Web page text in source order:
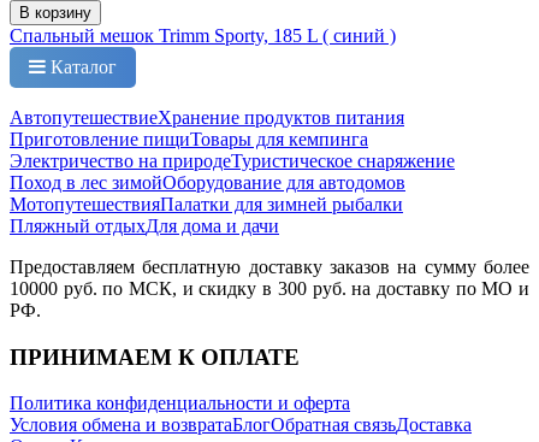
В корзину
Спальный мешок Trimm Sporty, 185 L ( синий )
Каталог
АвтопутешествиеХранение продуктов питания
Приготовление пищиТовары для кемпинга
Электричество на природеТуристическое снаряжение
Поход в лес зимойОборудование для автодомов
МотопутешествияПалатки для зимней рыбалки
Пляжный отдыхДля дома и дачи
Предоставляем бесплатную доставку заказов на сумму более
10000 руб. по МСК, и скидку в 300 руб. на доставку по МО и
РФ.
ПРИНИМАЕМ К ОПЛАТЕ
Политика конфиденциальности и оферта
Условия обмена и возвратаБлогОбратная связьДоставка